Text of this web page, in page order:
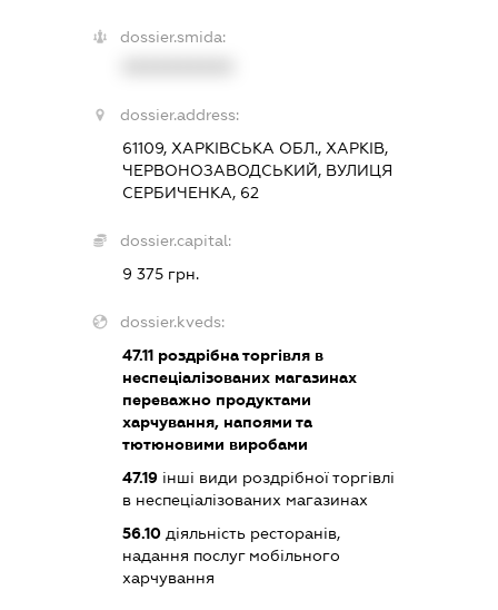
dossier.smida:
dossier.address:
61109, ХАРКІВСЬКА ОБЛ., ХАРКІВ,
ЧЕРВОНОЗАВОДСЬКИЙ, ВУЛИЦЯ
СЕРБИЧЕНКА, 62
dossier.capital:
9 375 грн.
dossier.kveds:
47.11роздрібна торгівля в
неспеціалізованих магазинах
переважно продуктами
харчування, напоями та
тютюновими виробами
47.19інші види роздрібної торгівлі
в неспеціалізованих магазинах
56.10діяльність ресторанів,
надання послуг мобільного
харчування